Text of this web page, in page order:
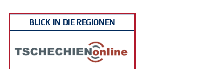
BLICK IN DIE REGIONEN